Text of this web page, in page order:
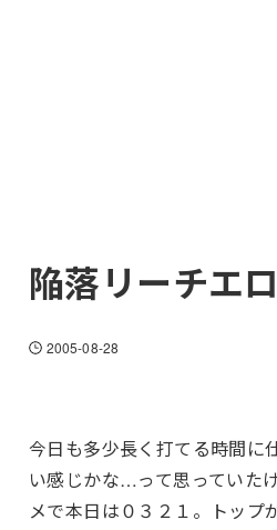
陥落リーチエ
2005-08-28
今日も多少長く打てる時間に
い感じかな…って思っていた
メで本日は０３２１。トップ